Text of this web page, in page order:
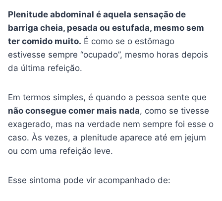
Plenitude abdominal é aquela sensação de
barriga cheia, pesada ou estufada, mesmo sem
ter comido muito. É como se o estômago
estivesse sempre “ocupado”, mesmo horas depois
da última refeição.
Em termos simples, é quando a pessoa sente que
não consegue comer mais nada, como se tivesse
exagerado, mas na verdade nem sempre foi esse o
caso. Às vezes, a plenitude aparece até em jejum
ou com uma refeição leve.
Esse sintoma pode vir acompanhado de: